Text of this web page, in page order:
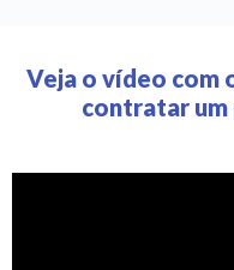
Veja o vídeo com
contratar